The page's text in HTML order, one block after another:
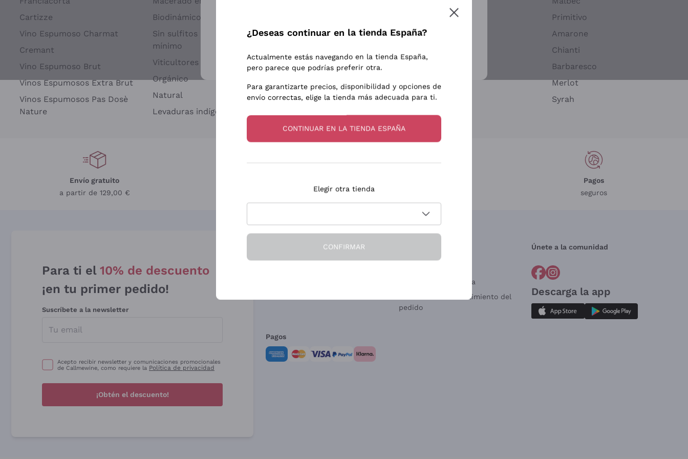
Cartizze
Vino Espumoso Charmat
Cremant
Vino Espumoso Brut
Vinos Espumosos Extra Brut
Vinos Espumosos Pas Dosè
Nature
Biodinámico
Sin sulfitos añadidos o
mínimo
Viticultores Independientes
Orgánico
Natural
Levaduras indígenas
Biondi Santi
Argiolas
Zenato
Ca' dei Frati
Sancerre
Pinot Gris
Sauvignon
Primitivo
Amarone
Chianti
Barbaresco
Merlot
Syrah
Envío gratuito
a partir de 129,00 €
Pagos
seguros
Para ti el 10% de descuento
¡en tu primer pedido!
Suscríbete a la newsletter
Acepto recibir newsletter y comunicaciones promocionales
de Callmewine, como requiere la Política de privacidad
¡Obtén el descuento!
Condiciones de Venta
Formulario de desistimiento del
pedido
Únete a la comunidad
Descarga la app
Pagos
Suscribirme
Para más información, lee nuestraPolítica de privacidad
¿Deseas continuar en la tienda España?
Actualmente estás navegando en la tienda España,
pero parece que podrías preferir otra.
Para garantizarte precios, disponibilidad y opciones de
envío correctas, elige la tienda más adecuada para ti.
CONTINUAR EN LA TIENDA ESPAÑA
Elegir otra tienda
CONFIRMAR